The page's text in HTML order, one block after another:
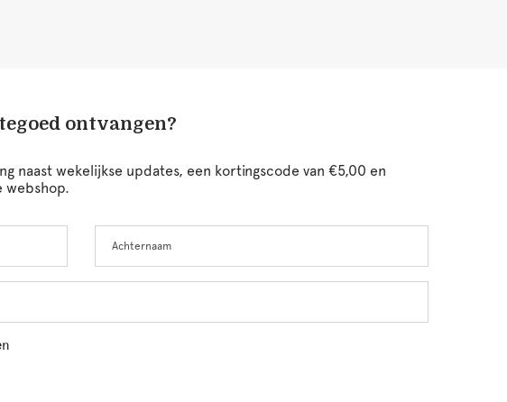
ontvangen?
naast wekelijkse updates, een kortingscode van €5,00 en
webshop.